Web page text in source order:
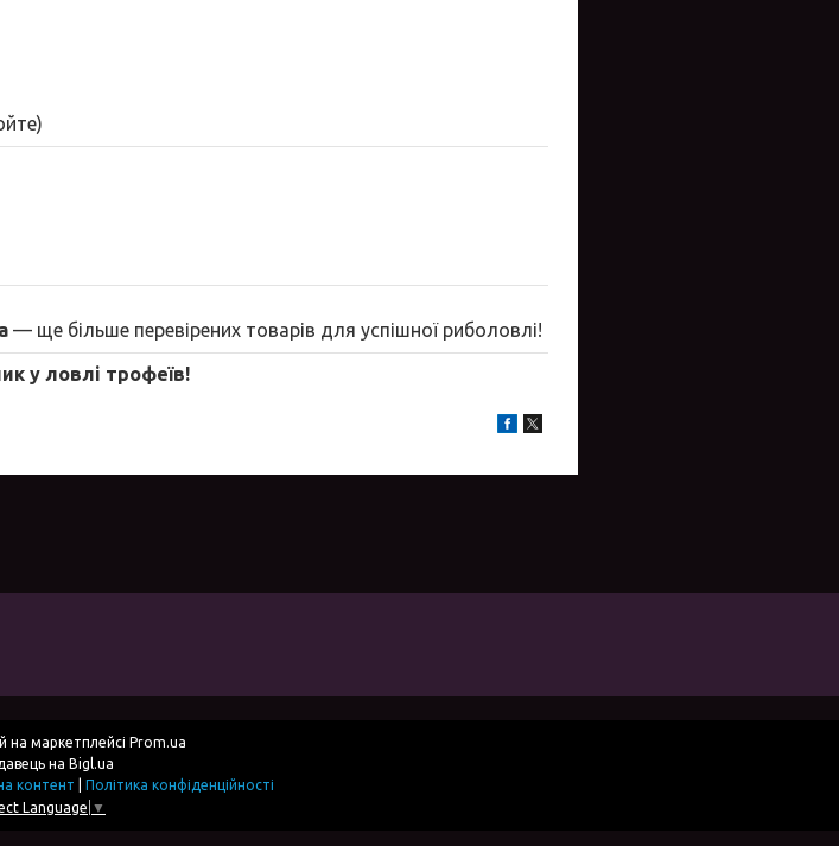
— ще більше перевірених товарів для успішної риболовлі!
у ловлі трофеїв!
на маркетплейсі Prom.ua
на Bigl.ua
контент
Політика конфіденційності
Language ▼